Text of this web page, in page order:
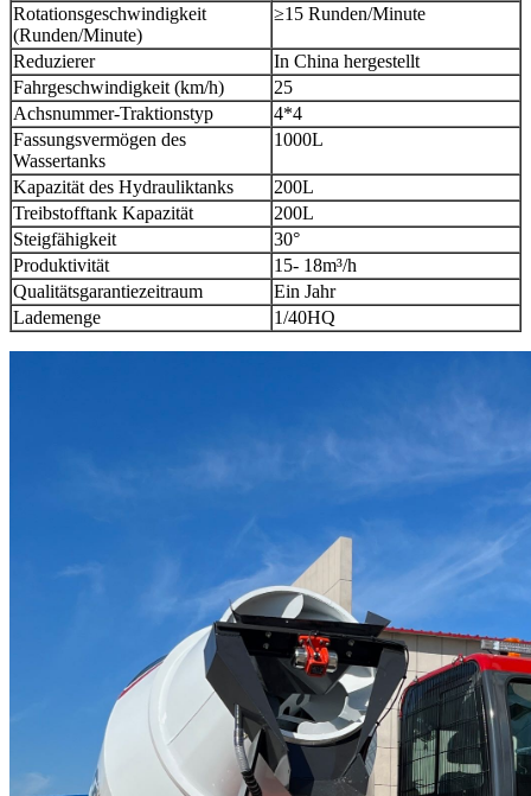
Rotationsgeschwindigkeit
(Runden/Minute)
≥15 Runden/Minute
Reduzierer
In China hergestellt
Fahrgeschwindigkeit (km/h)
25
Achsnummer-Traktionstyp
4*4
Fassungsvermögen des
Wassertanks
1000L
Kapazität des Hydrauliktanks
200L
Treibstofftank Kapazität
200L
Steigfähigkeit
30°
Produktivität
15- 18m³/h
Qualitätsgarantiezeitraum
Ein Jahr
Lademenge
1/40HQ